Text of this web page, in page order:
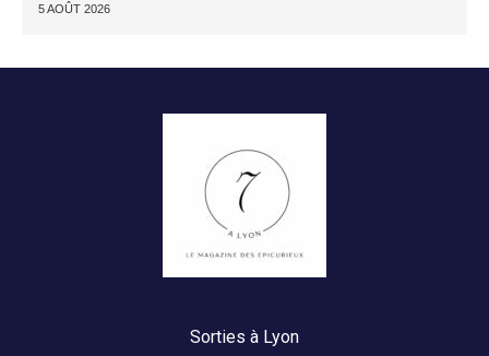
5 AOÛT 2026
Sorties à Lyon